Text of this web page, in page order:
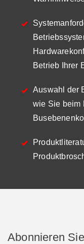
Betrieb Ihrer
Auswahl der
wie Sie beim
Abonnieren